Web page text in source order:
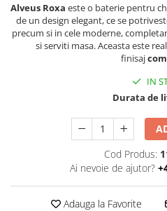
Alveus Roxa este o baterie pentru
de un design elegant, ce se
precum si in cele moderne,
si serviti masa. Aceasta este
finisaj
IN
Durata de
Cod Produs:
Ai nevoie de ajutor?
Adauga la Favorite